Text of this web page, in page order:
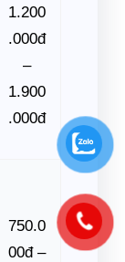
1.200
.000đ
–
1.900
.000đ
750.0
00đ –